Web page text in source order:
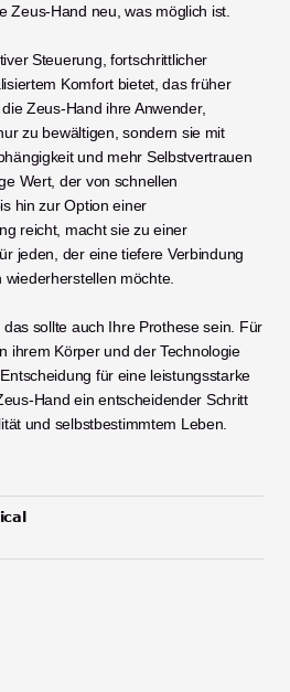
Zeus-Hand neu, was möglich ist.
Steuerung, fortschrittlicher
Komfort bietet, das früher
Zeus-Hand ihre Anwender,
zu bewältigen, sondern sie mit
und mehr Selbstvertrauen
Wert, der von schnellen
hin zur Option einer
reicht, macht sie zu einer
jeden, der eine tiefere Verbindung
möchte.
sollte auch Ihre Prothese sein. Für
ihrem Körper und der Technologie
für eine leistungsstarke
Hand ein entscheidender Schritt
und selbstbestimmtem Leben.